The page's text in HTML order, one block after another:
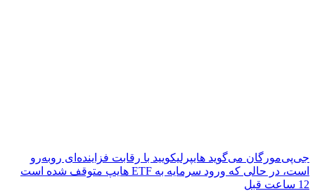
جی‌پی‌مورگان می‌گوید هایپرلیکویید با رقابت فزاینده‌ای روبه‌رو
است، در حالی که ورود سرمایه به ETF هایپ متوقف شده است
12 ساعت قبل